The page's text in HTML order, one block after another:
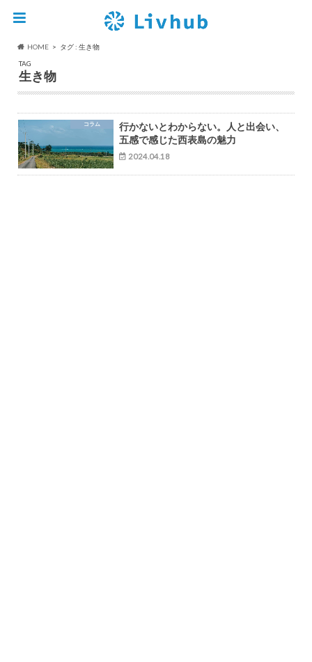
HOME
タグ : 生き物
TAG
生き物
コラム
行かないとわからない。人と出会い、
五感で感じた西表島の魅力
2024.04.18